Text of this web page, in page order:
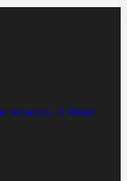
кольцо», 3 этаж)